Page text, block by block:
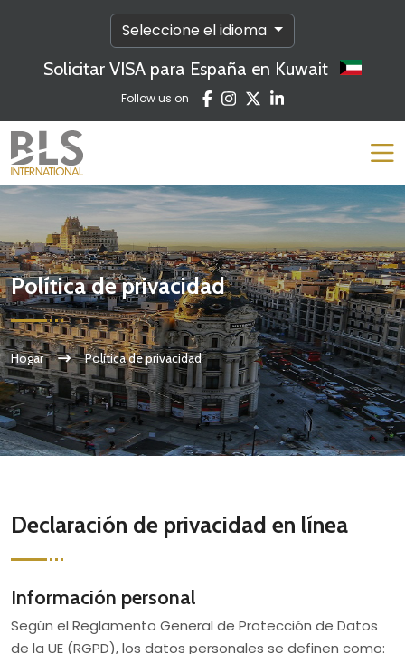
Seleccione el idioma
Solicitar VISA para España en Kuwait
Follow us on
Política de privacidad
Hogar Política de privacidad
Declaración de privacidad en línea
Información personal
Según el Reglamento General de Protección de Datos
de la UE (RGPD), los datos personales se definen como: